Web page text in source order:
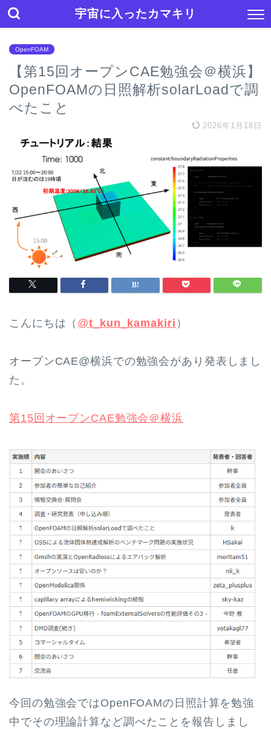
宇宙に入ったカマキリ
OpenFOAM
【第15回オープンCAE勉強会＠横浜】
OpenFOAMの日照解析solarLoadで調
べたこと
2026年1月18日
こんにちは（ @t_kun_kamakiri ）
オープンCAE@横浜での勉強会があり発表しまし
た。
第15回オープンCAE勉強会＠横浜
今回の勉強会ではOpenFOAMの日照計算を勉強
中でその理論計算など調べたことを報告しまし